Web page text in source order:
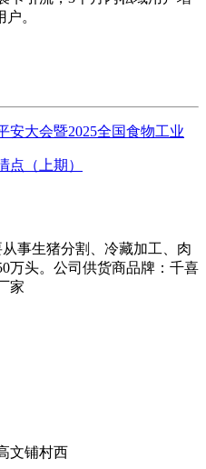
。
安大会暨2025全国食物工业
点（上期）
事生猪分割、冷藏加工、肉
万头。公司供货商品牌：千喜
家
文铺村西